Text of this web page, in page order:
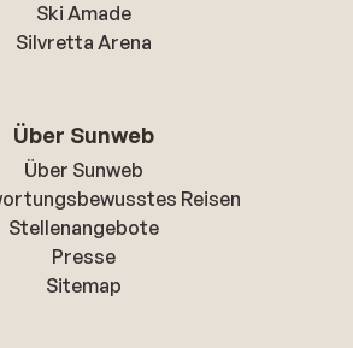
Ski Amade
Silvretta Arena
Über Sunweb
Über Sunweb
Reisen
Stellenangebote
Presse
Sitemap